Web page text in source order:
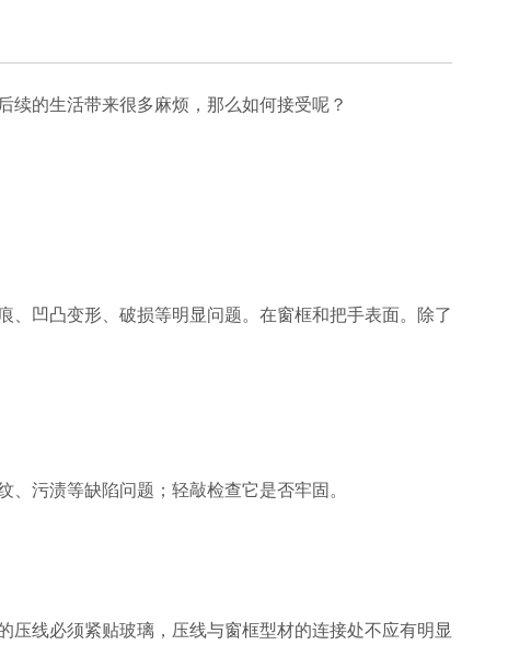
续的生活带来很多麻烦，那么如何接受呢？
凹凸变形、破损等明显问题。在窗框和把手表面。除了
污渍等缺陷问题；轻敲检查它是否牢固。
压线必须紧贴玻璃，压线与窗框型材的连接处不应有明显